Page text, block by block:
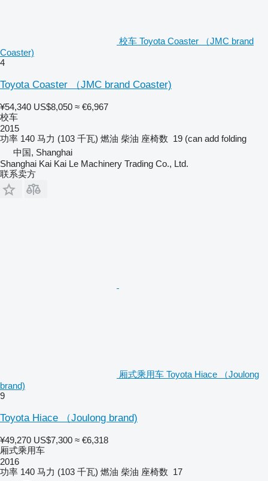
校车 Toyota Coaster （JMC brand
Coaster)
4
Toyota Coaster （JMC brand Coaster)
¥54,340 US$8,050 ≈ €6,967
校车
2015
功率 140 马力 (103 千瓦) 燃油 柴油 座椅数 19 (can add folding
中国, Shanghai
Shanghai Kai Kai Le Machinery Trading Co., Ltd.
联系卖方
厢式乘用车 Toyota Hiace （Joulong
brand)
9
Toyota Hiace （Joulong brand)
¥49,270 US$7,300 ≈ €6,318
厢式乘用车
2016
功率 140 马力 (103 千瓦) 燃油 柴油 座椅数 17